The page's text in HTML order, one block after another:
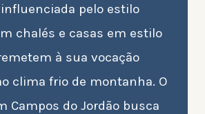
pelo estilo
chalés e casas em estilo
à sua vocação
clima frio de montanha. O
Campos do Jordão busca